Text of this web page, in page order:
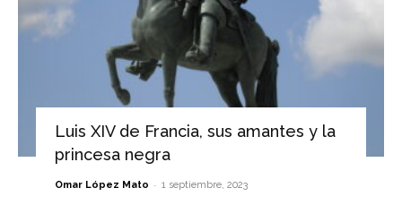
Luis XIV de Francia, sus amantes y la
princesa negra
Omar López Mato - 1 septiembre, 2023